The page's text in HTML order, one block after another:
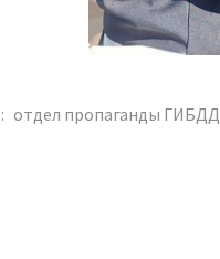
отдел пропаганды ГИБДД